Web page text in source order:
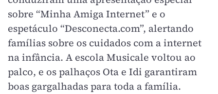
sobre “Minha Amiga Internet” e o
espetáculo “Desconecta.com”, alertando
famílias sobre os cuidados com a internet
na infância. A escola Musicale voltou ao
palco, e os palhaços Ota e Idi garantiram
boas gargalhadas para toda a família.